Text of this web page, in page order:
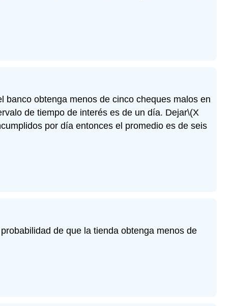
obtenga menos de cinco cheques malos en
de tiempo de interés es de un día. Dejar\(X
por día entonces el promedio es de seis
de que la tienda obtenga menos de